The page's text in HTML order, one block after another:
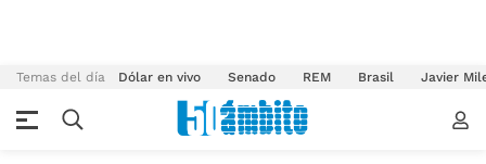
Temas del día Dólar en vivo Senado REM Brasil Javier